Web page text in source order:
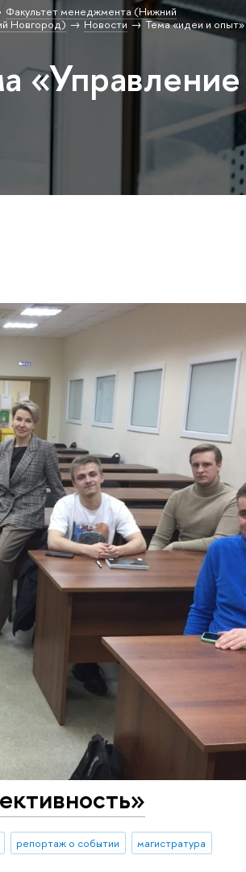
Факультет менеджмента (Нижний
Новгород) Новости Тема «идеи и опыт»
«Управление
репортаж о событии магистратура